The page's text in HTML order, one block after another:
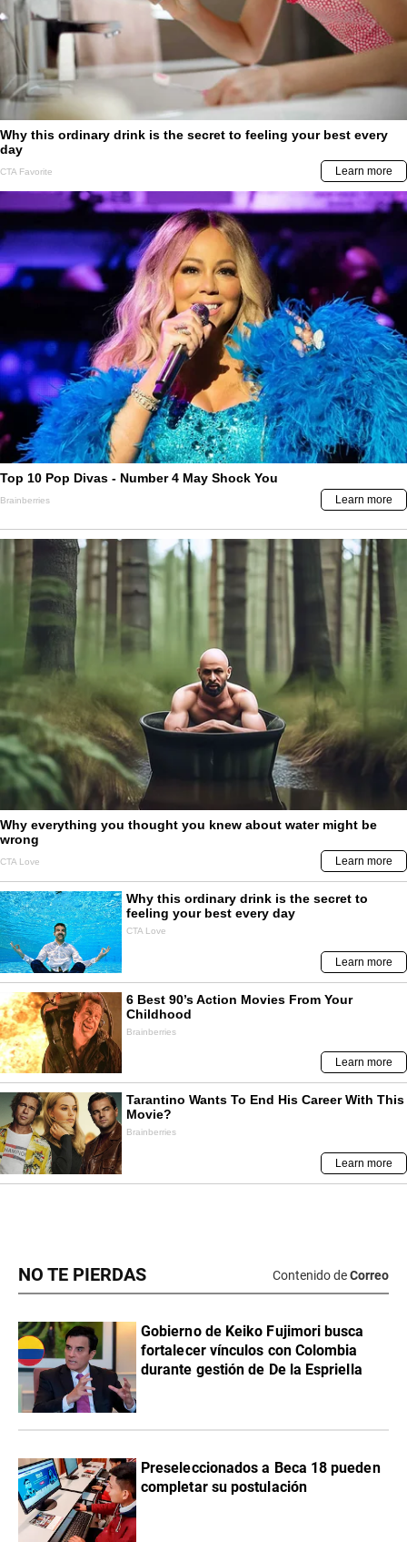
NO TE PIERDAS Contenido deCorreo
Gobierno de Keiko Fujimori busca
fortalecer vínculos con Colombia
durante gestión de De la Espriella
Preseleccionados a Beca 18 pueden
completar su postulación